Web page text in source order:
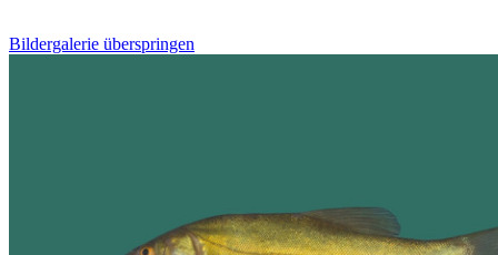
Bildergalerie überspringen